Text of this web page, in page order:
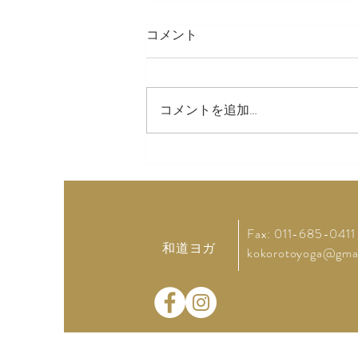
LINE スタンプ
コメント
コメントを追加…
和道ヨガ
Fax: 011-685-0411